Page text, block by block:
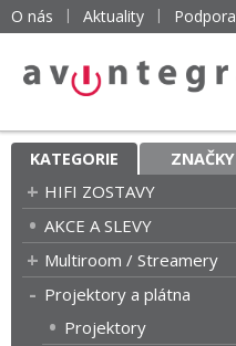
O nás Aktuality Podpora
KATEGORIE ZNAČKY
HIFI ZOSTAVY
AKCE A SLEVY
Multiroom / Streamery
Projektory a plátna
Projektory